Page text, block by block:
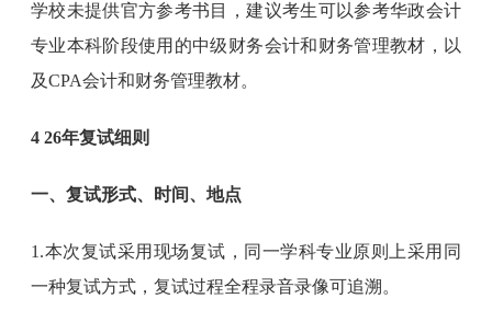
学校未提供官方参考书目，建议考生可以参考华政会计
专业本科阶段使用的中级财务会计和财务管理教材，以
及CPA会计和财务管理教材。
4 26年复试细则
一、复试形式、时间、地点
1.本次复试采用现场复试，同一学科专业原则上采用同
一种复试方式，复试过程全程录音录像可追溯。